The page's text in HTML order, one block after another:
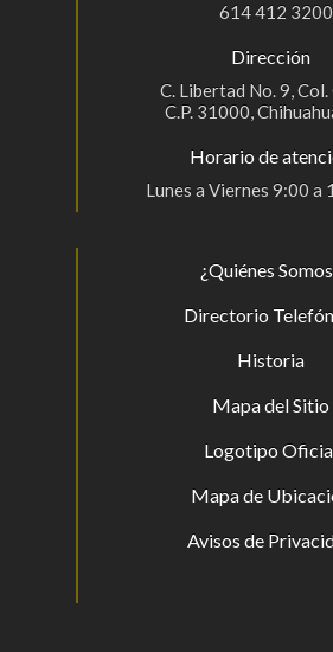
614 412 3200
Dirección
C. Libertad No. 9,
C.P. 31000,
Horario de
Lunes a Viernes 9:00 a
¿Quiénes
Directorio
Historia
Mapa del Sitio
Logotipo
Mapa de
Avisos de